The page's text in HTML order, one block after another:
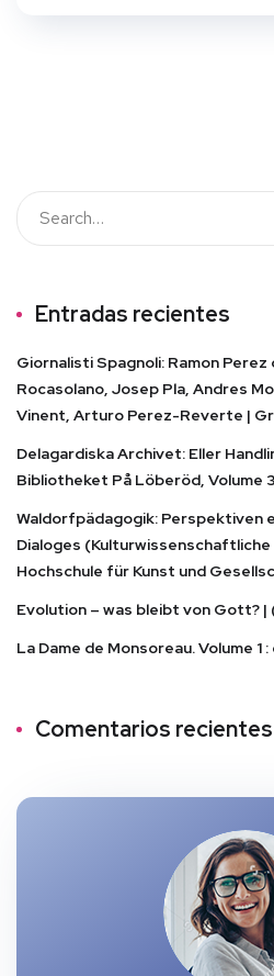
Entradas recientes
Giornalisti Spagnoli: Ramon
Rocasolano, Josep Pla, Andres
Vinent, Arturo Perez-Reverte |
Delagardiska Archivet: Eller
Bibliotheket På Löberöd, Volume
Waldorfpädagogik: Perspektiven
Dialoges
Hochschule für Kunst und
Evolution – was bleibt von Gott? |
La Dame de Monsoreau. Volume 1
Comentarios recientes